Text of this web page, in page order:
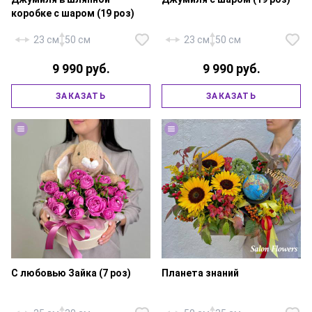
шт., шар, шляпная коробка
18х20 см., флористическая
коробке с шаром (19 роз)
23 см 50 см
9 990 руб.
ЗАКАЗАТЬ
Роза «Россия Джумиля» — 19
коробка 18х20 см,
флористическая губка,
23 см 50 см
9 990 руб.
ЗАКАЗАТЬ
С любовью Зайка (7 роз)
Подсолнух — 3 шт.,
Планета знаний